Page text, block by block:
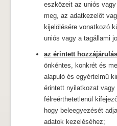
eszközeit az uniós
meg, az adatkezelőt
kijelölésére vonatkozó
uniós vagy a tagállami
az érintett
önkéntes, konkrét és
alapuló és egyértelmű
érintett nyilatkozat
félreérthetetlenül
hogy beleegyezését
adatok kezeléséhez;